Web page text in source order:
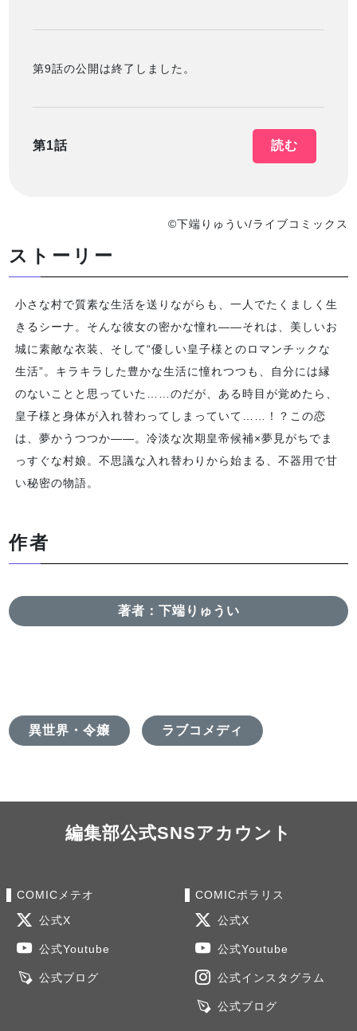
第9話の公開は終了しました。
第1話 読む
©下端りゅうい/ライブコミックス
ストーリー
小さな村で質素な生活を送りながらも、一人でたくましく生
きるシーナ。そんな彼女の密かな憧れ――それは、美しいお
城に素敵な衣装、そして“優しい皇子様とのロマンチックな
生活”。キラキラした豊かな生活に憧れつつも、自分には縁
のないことと思っていた……のだが、ある時目が覚めたら、
皇子様と身体が入れ替わってしまっていて……！？この恋
は、夢かうつつか――。冷淡な次期皇帝候補×夢見がちでま
っすぐな村娘。不思議な入れ替わりから始まる、不器用で甘
い秘密の物語。
作者
著者：下端りゅうい
異世界・令嬢 ラブコメディ
編集部公式SNSアカウント
COMICメテオ
公式X
公式Youtube
公式ブログ
COMICポラリス
公式X
公式Youtube
公式インスタグラム
公式ブログ